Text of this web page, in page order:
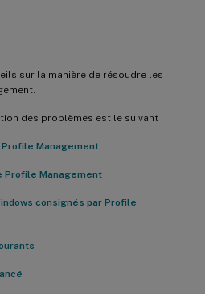
sur la manière de résoudre les
des problèmes est le suivant :
Management
Profile Management
consignés par Profile